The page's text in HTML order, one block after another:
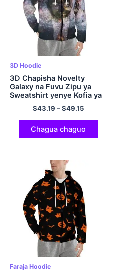
3D Hoodie
3D Chapisha Novelty
Galaxy na Fuvu Zipu ya
Sweatshirt yenye Kofia ya
Polyester Hoodie Hoodie
ya Galaxy ya Hoodi Mpya
$43.19 –$49.15
Chagua chaguo
Faraja Hoodie